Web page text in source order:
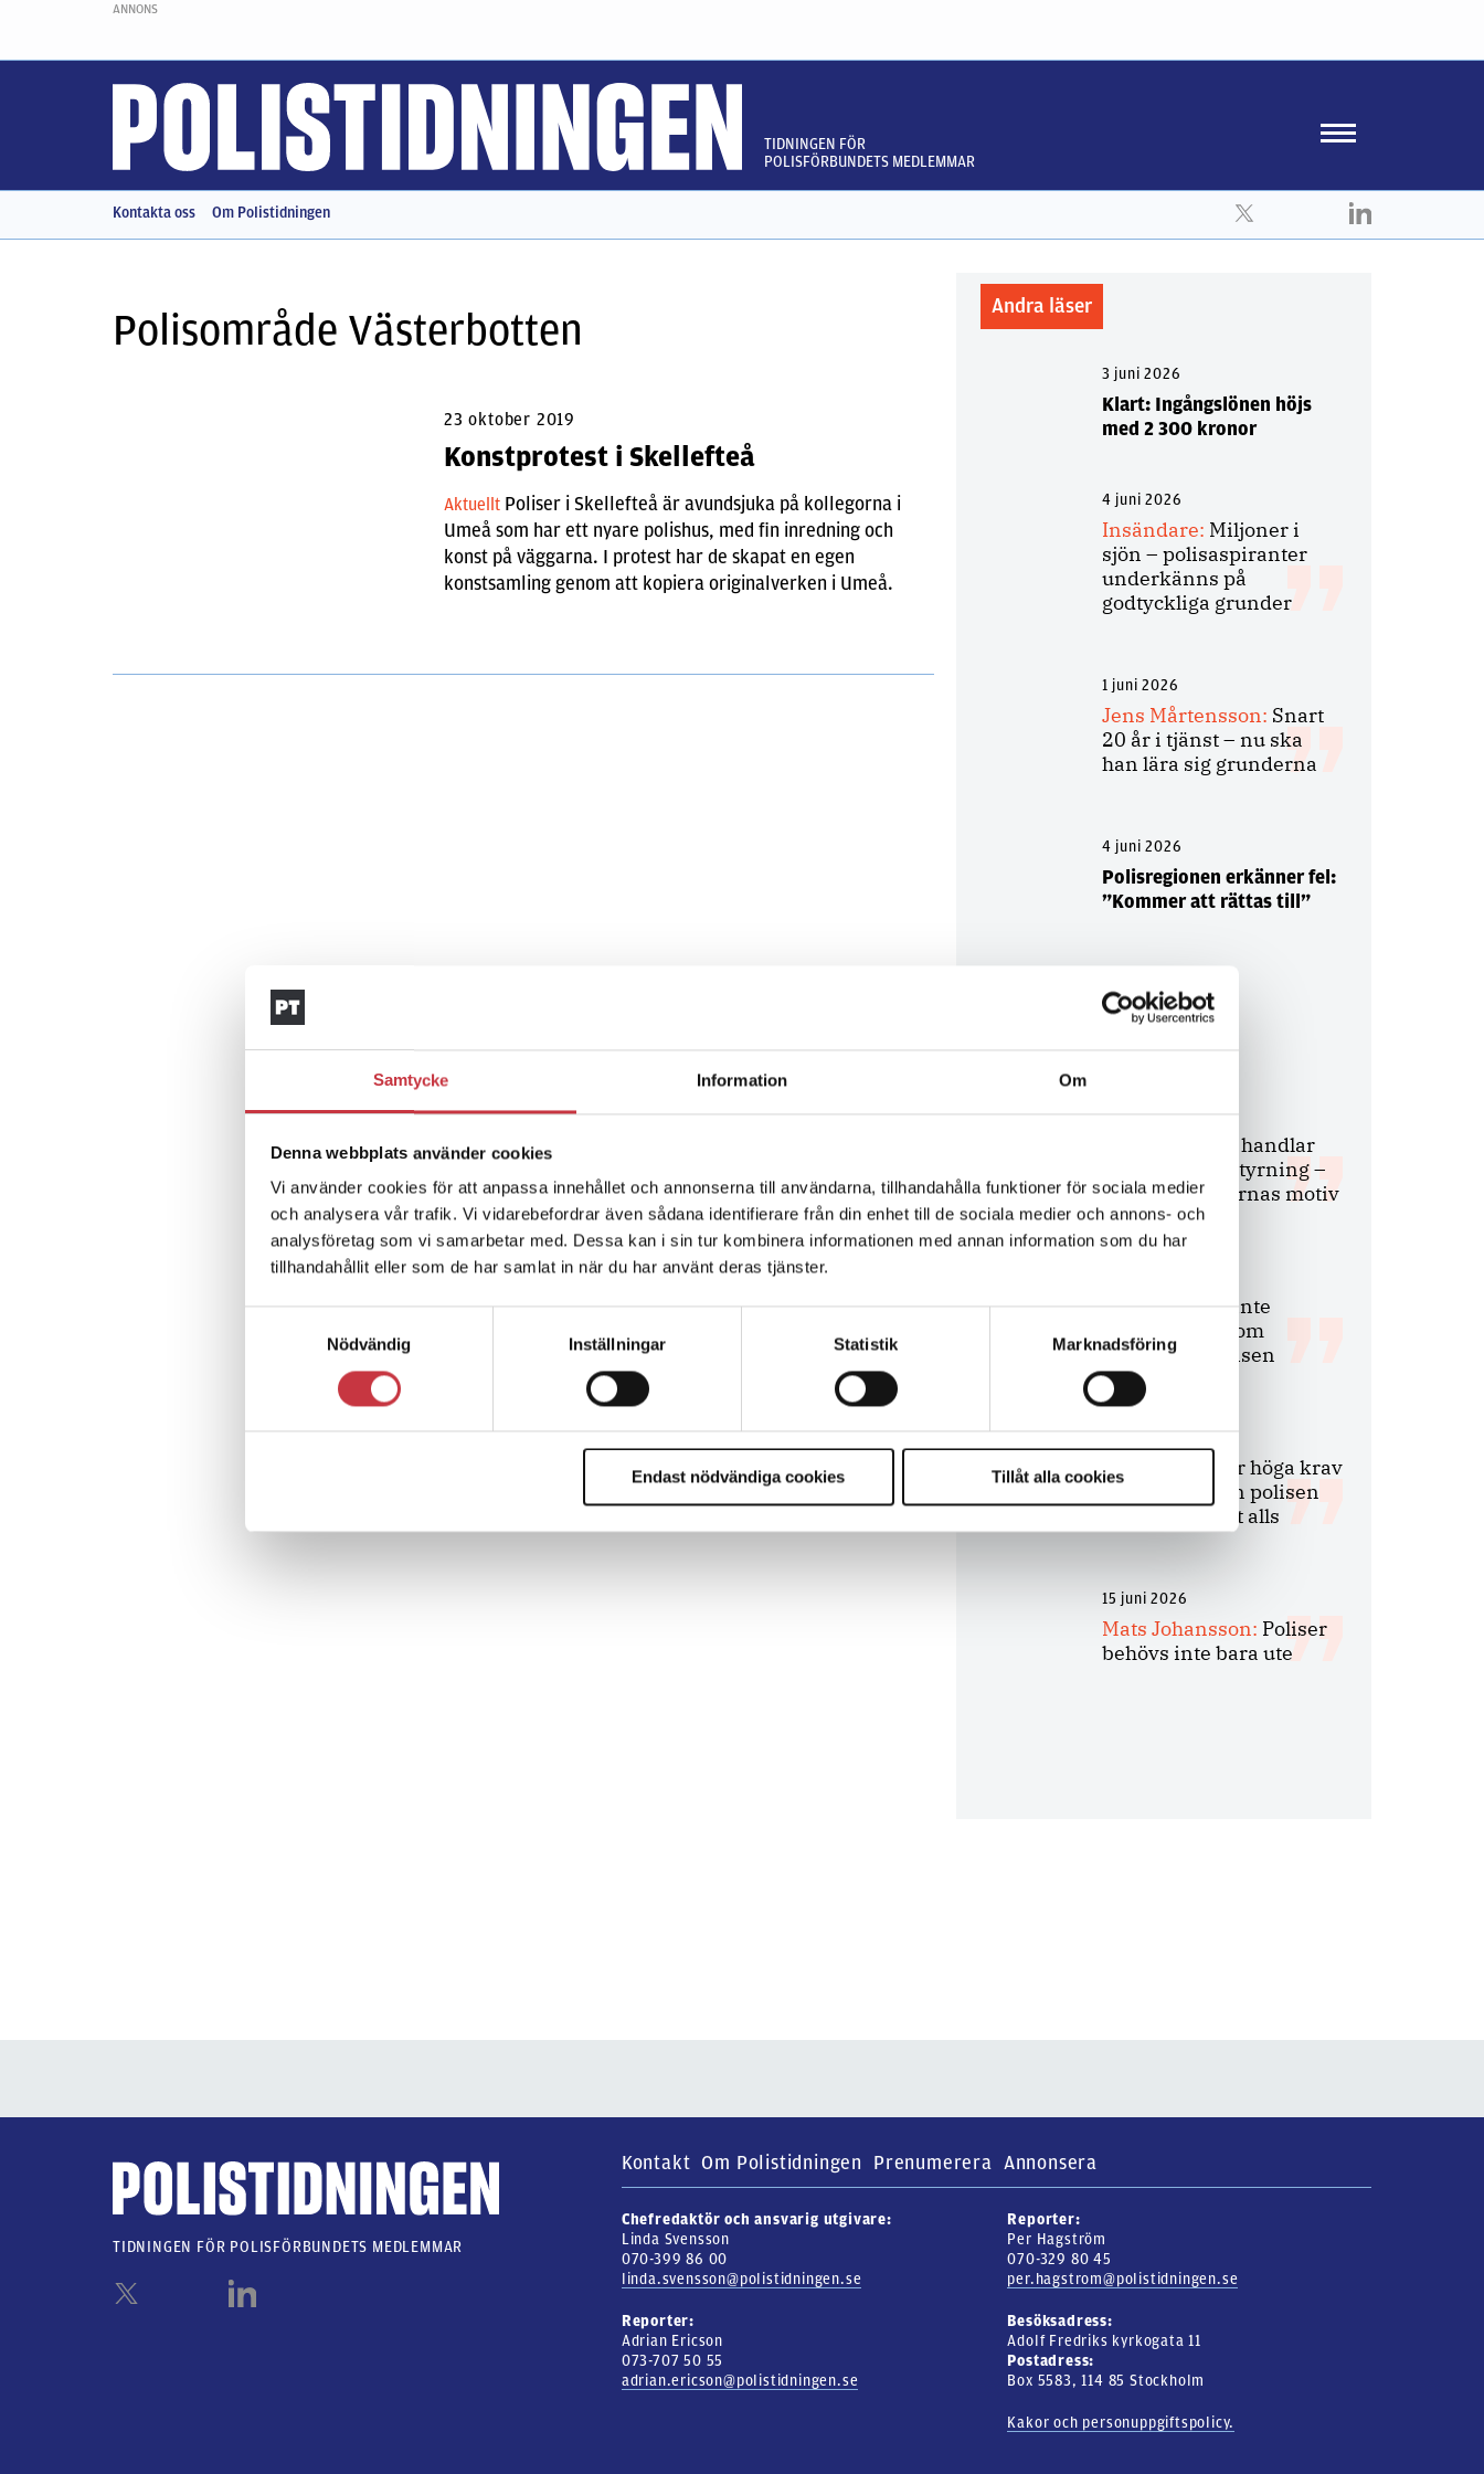
Samtycke Information Om
Denna webbplats använder cookies
Vi använder cookies för att anpassa innehållet och annonserna till användarna, tillhandahålla funktioner för sociala medier
och analysera vår trafik. Vi vidarebefordrar även sådana identifierare från din enhet till de sociala medier och annons- och
analysföretag som vi samarbetar med. Dessa kan i sin tur kombinera informationen med annan information som du har
tillhandahållit eller som de har samlat in när du har använt deras tjänster.
Nödvändig
Inställningar Statistik Marknadsföring
Endast nödvändiga cookies Tillåt alla cookies
ANNONS
TIDNINGEN FÖR
POLISFÖRBUNDETS MEDLEMMAR
Kontakta oss Om Polistidningen
Polisområde Västerbotten
23 oktober 2019
Konstprotest i Skellefteå
Aktuellt Poliser i Skellefteå är avundsjuka på kollegorna i
Umeå som har ett nyare polishus, med fin inredning och
konst på väggarna. I protest har de skapat en egen
konstsamling genom att kopiera originalverken i Umeå.
Andra läser
3 juni 2026
Klart: Ingångslönen höjs
med 2 300 kronor
4 juni 2026
Insändare: Miljoner i
sjön – polisaspiranter
underkänns på
godtyckliga grunder
1 juni 2026
Jens Mårtensson: Snart
20 år i tjänst – nu ska
han lära sig grunderna
4 juni 2026
Polisregionen erkänner fel:
”Kommer att rättas till”
Debatt
9 juli 2026
Det handlar
om kunskapsstyrning –
inte om forskarnas motiv
Replik:Det är inte
evidenskrav som
bakbinder polisen
Debatt:
Med för höga krav
på evidens kan polisen
inte göra något alls
15 juni 2026
Mats Johansson: Poliser
behövs inte bara ute
Kontakt Om Polistidningen Prenumerera Annonsera
Chefredaktör och ansvarig utgivare:
Linda Svensson
070-399 86 00
linda.svensson@polistidningen.se
Reporter:
Per Hagström
070-329 80 45
per.hagstrom@polistidningen.se
Reporter:
Adrian Ericson
073-707 50 55
adrian.ericson@polistidningen.se
Besöksadress:
Adolf Fredriks kyrkogata 11
Postadress:
Box 5583, 114 85 Stockholm
Kakor och personuppgiftspolicy.
TIDNINGEN FÖR POLISFÖRBUNDETS MEDLEMMAR